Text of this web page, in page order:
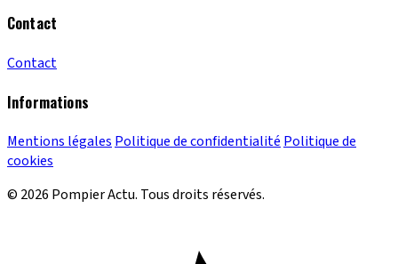
Contact
Contact
Informations
Mentions légales Politique de confidentialité Politique de
cookies
© 2026 Pompier Actu. Tous droits réservés.